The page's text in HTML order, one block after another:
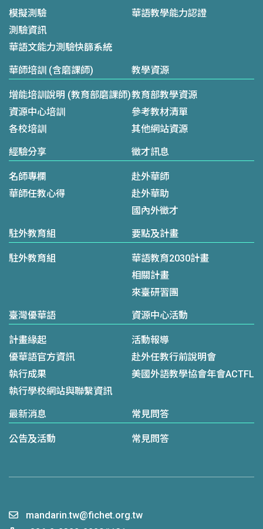
模擬測驗
測驗資訊
華語文能力測驗快篩系統
華語教學能力認證
華師培訓 (含磨課師)
增能培訓說明 (教育部磨課師)
資源中心培訓
各校培訓
教學資源
教育部教學資源
參考教材清單
其他網站資源
經驗分享
名師專欄
華師任教心得
徵才訊息
赴外華師
赴外華助
國內外徵才
駐外教育組
駐外教育組
要點及計畫
華語教育2030計畫
相關計畫
來臺研習團
臺灣優華語
計畫緣起
優華語官方資訊
執行成果
執行學校網站與聯繫資訊
資源中心活動
活動報導
赴外任教行前說明會
美國外語教學協會年會ACTFL
最新消息
公告及活動
常見問答
常見問答
mandarin.tw@fichet.org.tw